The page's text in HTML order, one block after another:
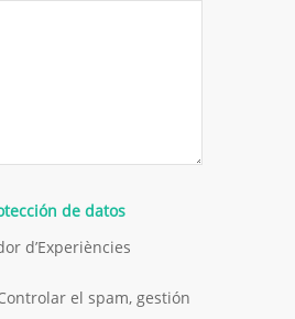
de datos
d’Experiències
el spam, gestión